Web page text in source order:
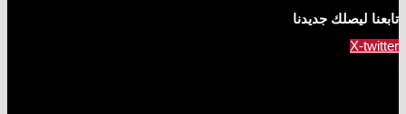
تابعنا ليصلك جديدنا
X-twitter